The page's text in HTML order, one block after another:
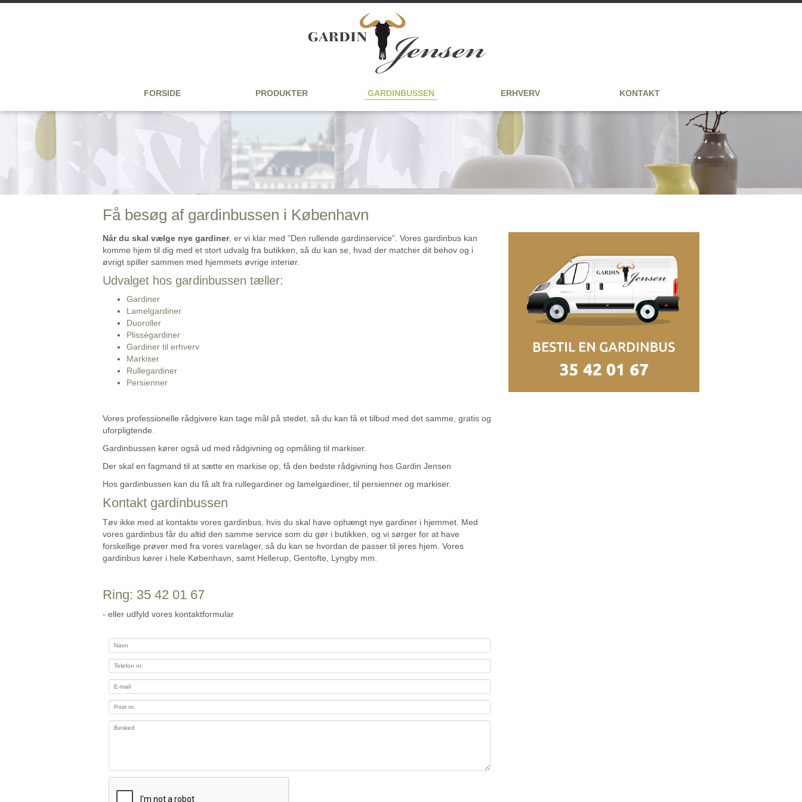
FORSIDE PRODUKTER GARDINBUSSEN ERHVERV KONTAKT
Få besøg af gardinbussen i København
Når du skal vælge nye gardiner, er vi klar med ”Den rullende gardinservice”. Vores gardinbus kan
komme hjem til dig med et stort udvalg fra butikken, så du kan se, hvad der matcher dit behov og i
øvrigt spiller sammen med hjemmets øvrige interiør.
Udvalget hos gardinbussen tæller:
Gardiner
Lamelgardiner
Duoroller
Plisségardiner
Gardiner til erhverv
Markiser
Rullegardiner
Persienner
Vores professionelle rådgivere kan tage mål på stedet, så du kan få et tilbud med det samme, gratis og
uforpligtende.
Gardinbussen kører også ud med rådgivning og opmåling til markiser.
Der skal en fagmand til at sætte en markise op, få den bedste rådgivning hos Gardin Jensen
Hos gardinbussen kan du få alt fra rullegardiner og lamelgardiner, til persienner og markiser.
Kontakt gardinbussen
Tøv ikke med at kontakte vores gardinbus, hvis du skal have ophængt nye gardiner i hjemmet. Med
vores gardinbus får du altid den samme service som du gør i butikken, og vi sørger for at have
forskellige prøver med fra vores varelager, så du kan se hvordan de passer til jeres hjem. Vores
gardinbus kører i hele København, samt Hellerup, Gentofte, Lyngby mm.
Ring: 35 42 01 67
- eller udfyld vores kontaktformular